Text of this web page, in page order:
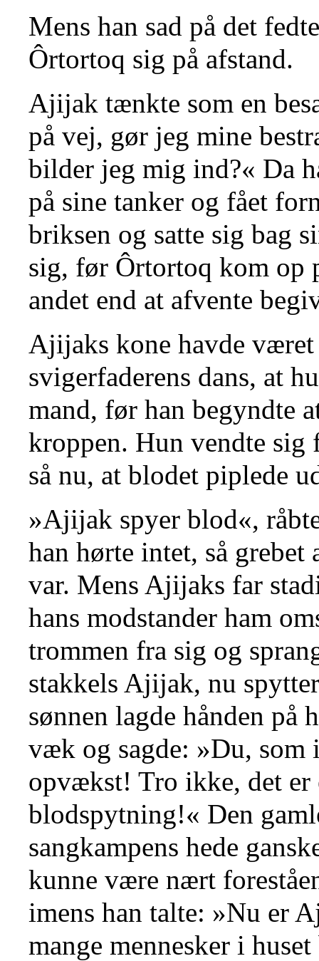
Mens han sad på det
Ôrtortoq sig på afstand.
Ajijak tænkte som en
på vej, gør jeg mine
bilder jeg mig ind?« Da
på sine tanker og fået
briksen og satte sig bag
sig, før Ôrtortoq kom op
andet end at afvente
Ajijaks kone havde været
svigerfaderens dans, at
mand, før han begyndte
kroppen. Hun vendte
så nu, at blodet piplede
»Ajijak spyer blod«,
han hørte intet, så grebet
var. Mens Ajijaks far
hans modstander ham
trommen fra sig og
stakkels Ajijak, nu
sønnen lagde hånden på
væk og sagde: »Du,
opvækst! Tro ikke, det er
blodspytning!« Den
sangkampens hede
kunne være nært
imens han talte: »Nu er
mange mennesker i